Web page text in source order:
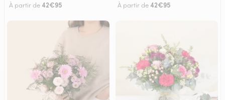
À partir de42€95 À partir de42€95